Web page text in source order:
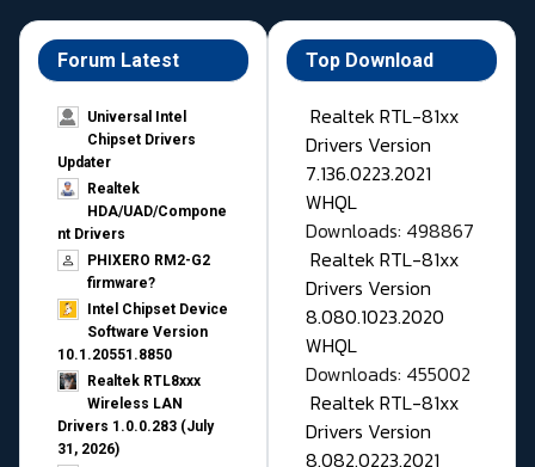
Forum Latest
Universal Intel
Chipset Drivers
Updater​
Realtek
HDA/UAD/Compone
nt Drivers
PHIXERO RM2-G2
firmware?
Intel Chipset Device
Software Version
10.1.20551.8850
Realtek RTL8xxx
Wireless LAN
Drivers 1.0.0.283 (July
31, 2026)
Top Download
Realtek RTL-81xx
Drivers Version
7.136.0223.2021
WHQL
Downloads: 498867
Realtek RTL-81xx
Drivers Version
8.080.1023.2020
WHQL
Downloads: 455002
Realtek RTL-81xx
Drivers Version
8.082.0223.2021